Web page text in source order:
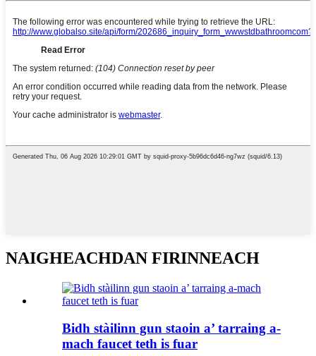
NAIGHEACHDAN FIRINNEACH
Bidh stàilinn gun staoin a’ tarraing a-
mach faucet teth is fuar